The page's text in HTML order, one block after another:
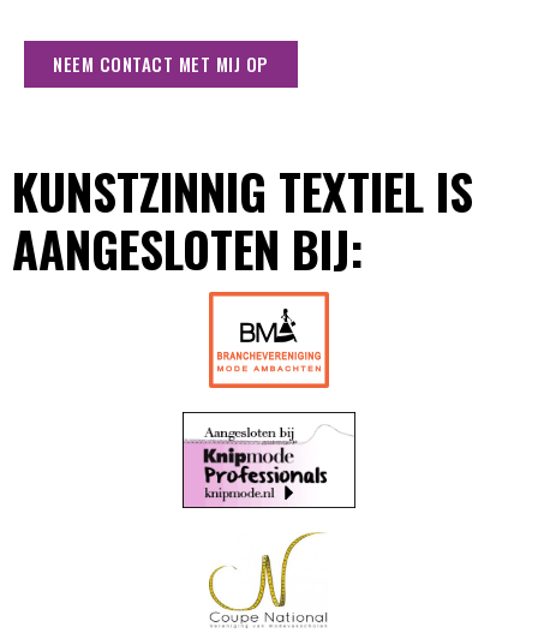
NEEM CONTACT MET MIJ OP
KUNSTZINNIG TEXTIEL IS
AANGESLOTEN BIJ: